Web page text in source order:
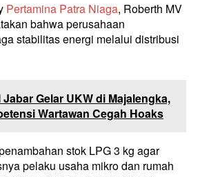
Pertamina Patra Niaga, Roberth MV
bahwa perusahaan
stabilitas energi melalui distribusi
Jabar Gelar UKW di Majalengka,
Wartawan Cegah Hoaks
stok LPG 3 kg agar
pelaku usaha mikro dan rumah